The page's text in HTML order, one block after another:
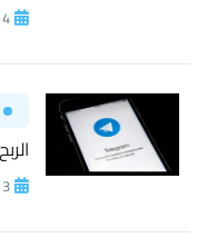
4 ديسمبر 2025
13